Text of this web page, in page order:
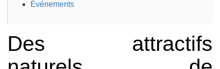
Événements
Des attractifs